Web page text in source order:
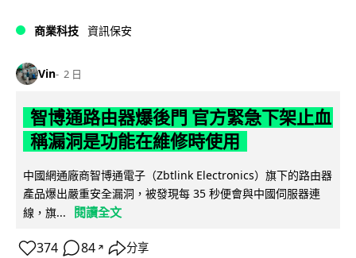
商業科技 資訊保安
Vin 2 日
智博通路由器爆後門 官方緊急下架止血
稱漏洞是功能在維修時使用
中國網通廠商智博通電子（Zbtlink Electronics）旗下的路由器
產品爆出嚴重安全漏洞，被發現每 35 秒便會與中國伺服器連
線，旗...
閱讀全文
374 84 ↗ 分享